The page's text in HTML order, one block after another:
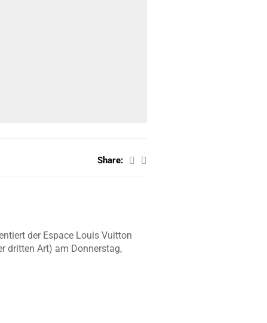
Share:
der Espace Louis Vuitton
dritten Art) am Donnerstag,